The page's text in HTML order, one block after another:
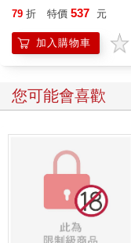
79 折 特價 537 元
加入購物車
您可能會喜歡